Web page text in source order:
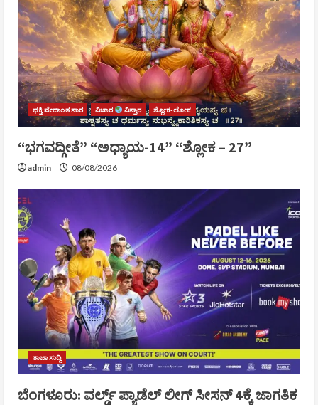
ಭಕ್ತಿ ವೇದಾಂತ ಸಾರ ವಿಚಾರ ವಿಸ್ತಾರ ಶ್ಲೋಕ-ಲೋಕ
“ಭಗವದ್ಗೀತೆ” “ಅಧ್ಯಾಯ-14” “ಶ್ಲೋಕ – 27”
admin 08/08/2026
ತಾಜಾ ಸುದ್ದಿ
ಬೆಂಗಳೂರು: ವರ್ಲ್ಡ್ ಪ್ಯಾಡೆಲ್ ಲೀಗ್ ಸೀಸನ್ 4ಕ್ಕೆ ಜಾಗತಿಕ